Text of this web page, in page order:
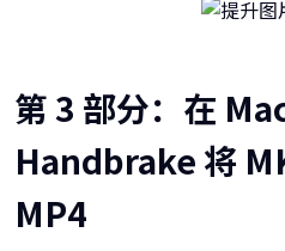
第 3 部分：在
Handbrake 将
MP4